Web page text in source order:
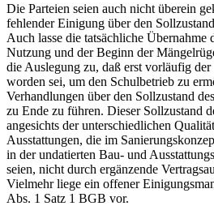
Die Parteien seien auch nicht überein
fehlender Einigung über den
Auch lasse die tatsächliche Übernahme
Nutzung und der Beginn der
die Auslegung zu, daß erst vorläufig der
worden sei, um den Schulbetrieb zu
Verhandlungen über den Sollzustand
zu Ende zu führen. Dieser Sollzustand
angesichts der unterschiedlichen
Ausstattungen, die im
in der undatierten Bau- und
seien, nicht durch ergänzende
Vielmehr liege ein offener
Abs. 1 Satz 1 BGB vor.